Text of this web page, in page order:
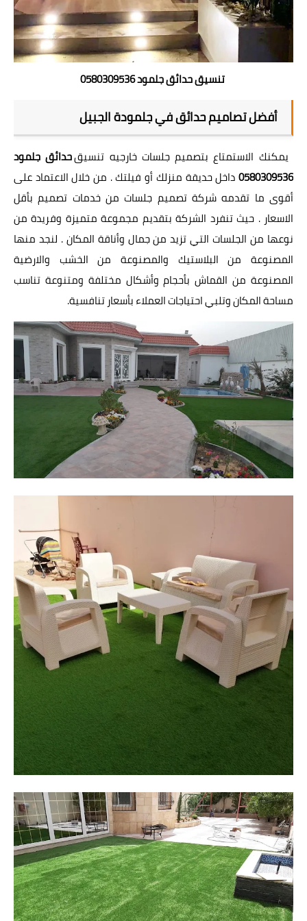
تنسيق حدائق جلمود 0580309536
أفضل تصاميم حدائق في جلمودة الجبيل
يمكنك الاستمتاع بتصميم جلسات خارجيه تنسيقحدائق جلمود
0580309536داخل حديقة منزلك أو فيلتك . من خلال الاعتماد على
أقوى ما تقدمه شركة تصميم جلسات من خدمات تصميم بأقل
الاسعار . حيث تنفرد الشركة بتقديم مجموعة متميزة وفريدة من
نوعها من الجلسات التي تزيد من جمال وأناقة المكان . لنجد منها
المصنوعة من البلاستيك والمصنوعة من الخشب والارضية
المصنوعة من القماش بأحجام وأشكال مختلفة ومتنوعة تناسب
مساحة المكان وتلبي احتياجات العملاء بأسعار تنافسية.